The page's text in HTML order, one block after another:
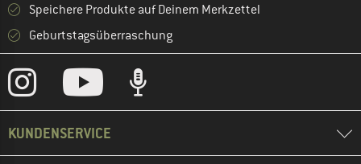
Speichere Produkte auf Deinem Merkzettel
Geburtstagsüberraschung
KUNDENSERVICE